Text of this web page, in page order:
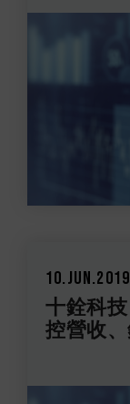
10.Jun.2019
十銓科技
控營收